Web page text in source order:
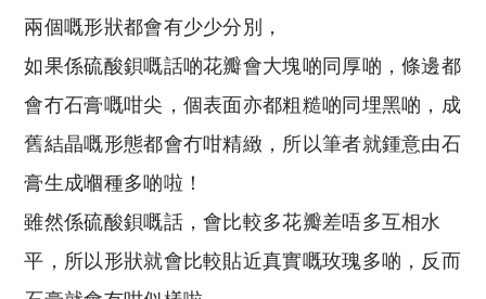
兩個嘅形狀都會有少少分別，
如果係硫酸鋇嘅話啲花瓣會大塊啲同厚啲，條邊都
會冇石膏嘅咁尖，個表面亦都粗糙啲同埋黑啲，成
舊結晶嘅形態都會冇咁精緻，所以筆者就鍾意由石
膏生成嗰種多啲啦！
雖然係硫酸鋇嘅話，會比較多花瓣差唔多互相水
平，所以形狀就會比較貼近真實嘅玫瑰多啲，反而